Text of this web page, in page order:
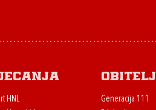
HNL
Obitelj
Generacija 111